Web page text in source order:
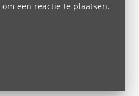
om een reactie te plaatsen.